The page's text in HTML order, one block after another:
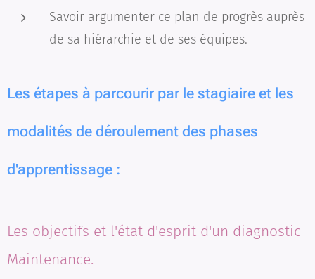
Savoir argumenter ce plan de progrès auprès
de sa hiérarchie et de ses équipes.
Les étapes à parcourir par le stagiaire et les
modalités de déroulement des phases
d'apprentissage :
Les objectifs et l'état d'esprit d'un diagnostic
Maintenance.